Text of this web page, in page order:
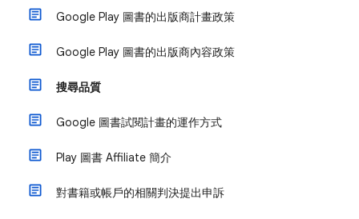
Google Play 圖書的出版商計畫政策
Google Play 圖書的出版商內容政策
搜尋品質
Google 圖書試閱計畫的運作方式
Play 圖書 Affiliate 簡介
對書籍或帳戶的相關判決提出申訴